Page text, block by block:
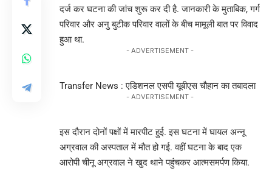
दर्ज कर घटना की जांच शुरू कर दी है. जानकारी के मुताबिक, गर्ग
परिवार और अनु बुटीक परिवार वालों के बीच मामूली बात पर विवाद
हुआ था.
- ADVERTISEMENT -
Transfer News : एडिशनल एसपी यूबीएस चौहान का तबादला
- ADVERTISEMENT -
इस दौरान दोनों पक्षों में मारपीट हुई. इस घटना में घायल अन्नू
अग्रवाल की अस्पताल में मौत हो गई. वहीं घटना के बाद एक
आरोपी चीनू अग्रवाल ने खुद थाने पहुंचकर आत्मसमर्पण किया.